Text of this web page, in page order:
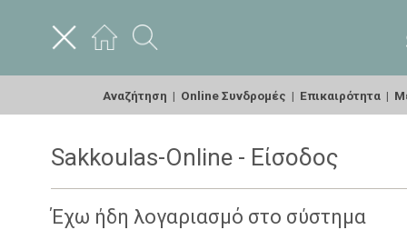
Αναζήτηση | Online Συνδρομές | Επικαιρότητα |
Sakkoulas-Online - Είσοδος
Έχω ήδη λογαριασμό στο σύστημα